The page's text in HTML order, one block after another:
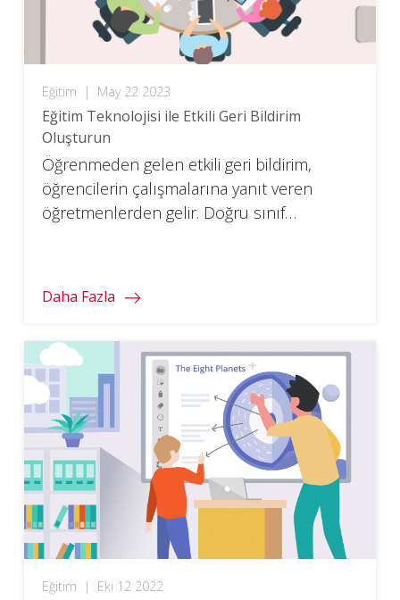
Eğitim | May 22 2023
Eğitim Teknolojisi ile Etkili Geri Bildirim
Oluşturun
Öğrenmeden gelen etkili geri bildirim,
öğrencilerin çalışmalarına yanıt veren
öğretmenlerden gelir. Doğru sınıf
Daha Fazla
Eğitim | Eki 12 2022